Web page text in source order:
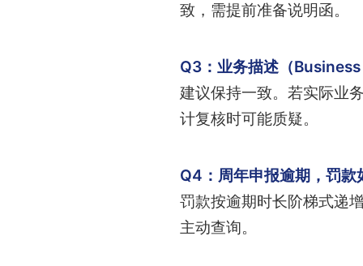
致，需提前准备说明函。
Q3：业务描述（
建议保持一致。若实际业
计复核时可能质疑。
Q4：周年申报逾期，罚款
罚款按逾期时长阶梯式递
主动查询。